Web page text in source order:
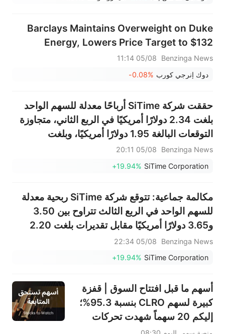
Barclays Maintains Overweight on Duke
Energy, Lowers Price Target to $132
Benzinga News
05/08 11:14
دوك إنرجي كورب -0.08%
حققت شركة SiTime أرباحًا معدلة للسهم الواحد
بلغت 2.34 دولارًا أمريكيًا في الربع الثاني، متجاوزة
التوقعات البالغة 1.95 دولارًا أمريكيًا، وبلغت
المبيعات 157.432 مليون دولار أمريكي، متجاوزة
التوقعات البالغة 146.377 مليون دولار أمريكي.
Benzinga News
05/08 20:11
SiTime Corporation
+19.94%
مكالمة جماعية: تتوقع شركة SiTime ربحية معدلة
للسهم الواحد في الربع الثالث تتراوح بين 3.50
و3.65 دولارًا أمريكيًا مقابل تقديرات بلغت 2.20
Benzinga News
05/08 22:34
SiTime Corporation
+19.94%
أسهم ما قبل افتتاح السوق | قفزة
كبيرة لسهم CLRO بنسبة 95.3%؛
إليكم 20 سهماً شهدت تحركات